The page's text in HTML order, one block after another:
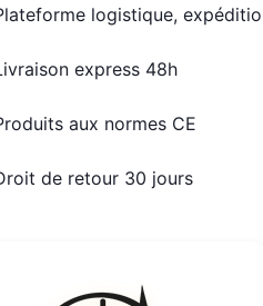
logistique,
express 48h
aux normes CE
de retour 30 jours